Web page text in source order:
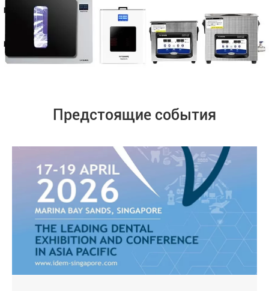
Предстоящие события